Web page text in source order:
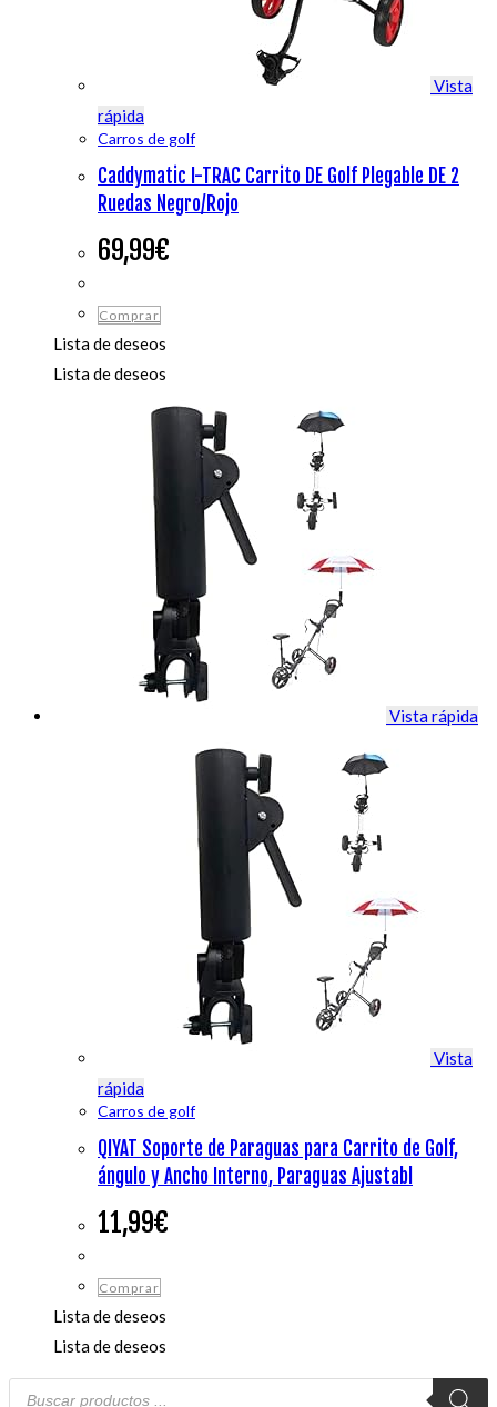
Vista
rápida
Carros de golf
Caddymatic I-TRAC Carrito DE Golf Plegable DE 2
Ruedas Negro/Rojo
69,99€
Comprar
Lista de deseos
Lista de deseos
Vista rápida
Vista
rápida
Carros de golf
QIYAT Soporte de Paraguas para Carrito de Golf,
ángulo y Ancho Interno, Paraguas Ajustabl
11,99€
Comprar
Lista de deseos
Lista de deseos
Búsqueda